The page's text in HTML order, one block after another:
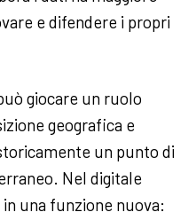
e difendere i propri
giocare un ruolo
geografica e
un punto di
Nel digitale
una funzione nuova: